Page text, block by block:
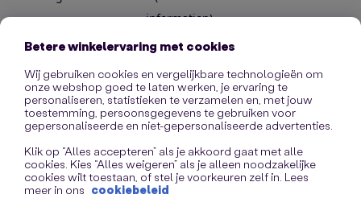
information).
Betere winkelervaring met cookies
Wij gebruiken cookies en vergelijkbare technologieën om
onze webshop goed te laten werken, je ervaring te
personaliseren, statistieken te verzamelen en, met jouw
toestemming, persoonsgegevens te gebruiken voor
gepersonaliseerde en niet-gepersonaliseerde advertenties.
Klik op “Alles accepteren” als je akkoord gaat met alle
cookies. Kies “Alles weigeren” als je alleen noodzakelijke
cookies wilt toestaan, of stel je voorkeuren zelf in. Lees
meer in ons cookiebeleid